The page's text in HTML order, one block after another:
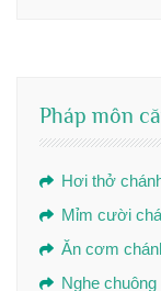
Pháp môn
Hơi thở
Mỉm cười
Ăn cơm
Nghe chuông